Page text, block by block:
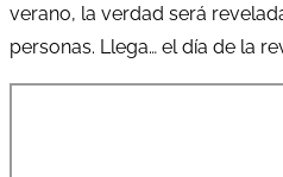
verano, la verdad será
personas. Llega… el día de la